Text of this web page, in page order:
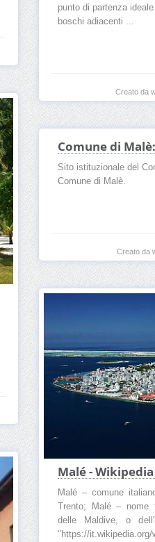
punto di partenza
boschi adiacenti ...
Creato da
Comune di
Sito istituzionale del
Comune di Malè.
Creato da
Malé - Wikipedia
Malé – comune
Trento; Malé –
delle Maldive, o
"https://it.wikipedia.org/